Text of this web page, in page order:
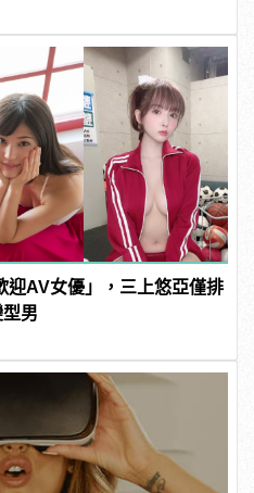
迎AV女優」，三上悠亞僅排
男